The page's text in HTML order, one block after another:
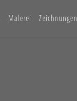
Malerei Zeichnungen